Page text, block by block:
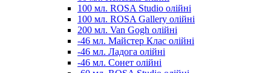
100 мл. ROSA Studio олійні
100 мл. ROSA Gallery олійні
200 мл. Van Gogh олійні
-46 мл. Майстер Клас олійні
-46 мл. Ладога олійні
-46 мл. Сонет олійні